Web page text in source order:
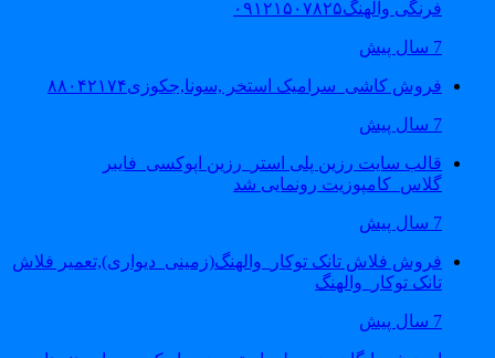
فرنگی والهنگ۰۹۱۲۱۵۰۷۸۲۵
فروش کاشی_سرامیک استخر ,سونا,جکوزی۸۸۰۴۲۱۷۴
قالب سایت رزین پلی استر_رزین اپوکسی_فایبر
گلاس_کامپوزیت رونمایی شد
فروش فلاش تانک توکار_والهنگ(زمینی_دیواری),تعمیر فلاش
تانک توکار_والهنگ